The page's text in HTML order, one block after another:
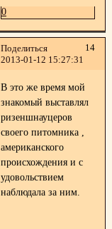
0
Поделиться
14
2013-01-12 15:27:31
В это же время мой
знакомый выставлял
ризеншнауцеров
своего питомника ,
американского
происхождения и с
удовольствием
наблюдала за ним.